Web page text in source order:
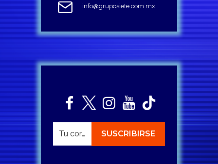
info@gruposiete.com.mx